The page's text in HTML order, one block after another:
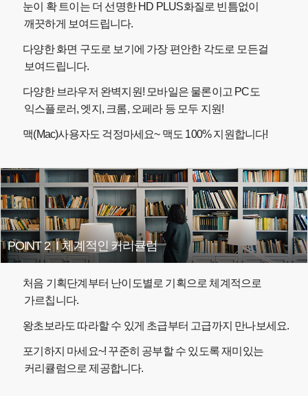
눈이 확 트이는 더 선명한 HD PLUS화질로 빈틈없이
깨끗하게 보여드립니다.
다양한 화면 구도로 보기에 가장 편안한 각도로 모든걸
보여드립니다.
다양한 브라우저 완벽지원! 모바일은 물론이고 PC도
익스플로러, 엣지, 크롬, 오페라 등 모두 지원!
맥(Mac)사용자도 걱정마세요~ 맥도 100% 지원합니다!
POINT 2 I 체계적인 커리큘럼
처음 기획단계부터 난이도별로 기획으로 체계적으로
가르칩니다.
왕초보라도 따라할 수 있게 초급부터 고급까지 만나보세요.
포기하지 마세요~! 꾸준히 공부할 수 있도록 재미있는
커리큘럼으로 제공합니다.